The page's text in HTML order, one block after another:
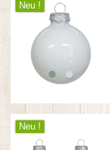
Neu !
Neu !